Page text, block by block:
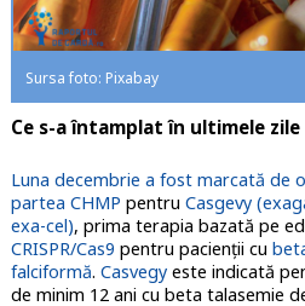
Sursa foto: Pixabay
Ce s-a întamplat în ultimele zile
Luna decembrie a fost marcată de
partea CHMP pentru Casgevy
exa-cel), prima terapia bazată pe
CRISPR/Cas9 pentru pacienţii cu
falciformă. Casvegyeste indicată
de minim 12 ani cu beta talasemie